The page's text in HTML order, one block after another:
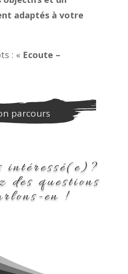
adaptés à votre
: « Ecoute –
parcours
intéressé(e)?
des questions
en !